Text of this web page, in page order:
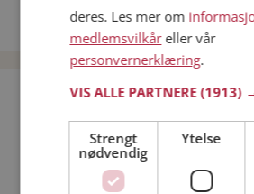
Date menn i Norge
Bli medlem
Jeg er en:
deres. Les mer om
medlemsvilkåreller vår
personvernerklæring.
VIS ALLE PARTNERE(1913)
Strengt
nødvendig
Ytelse